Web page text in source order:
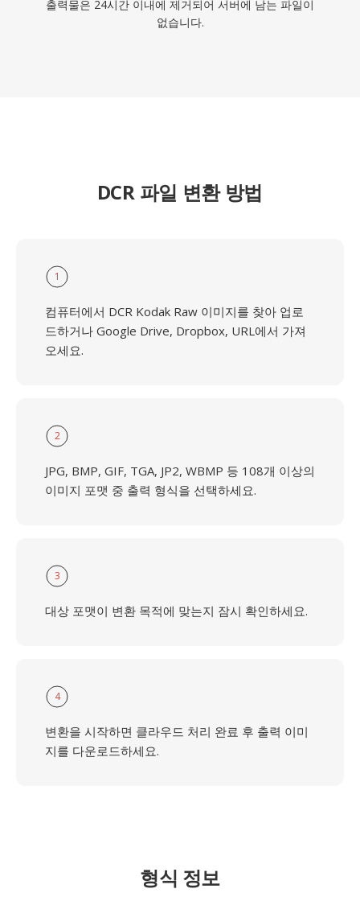
출력물은 24시간 이내에 제거되어 서버에 남는 파일이
없습니다.
DCR 파일 변환 방법
1
컴퓨터에서 DCR Kodak Raw 이미지를 찾아 업로
드하거나 Google Drive, Dropbox, URL에서 가져
오세요.
2
JPG, BMP, GIF, TGA, JP2, WBMP 등 108개 이상의
이미지 포맷 중 출력 형식을 선택하세요.
3
대상 포맷이 변환 목적에 맞는지 잠시 확인하세요.
4
변환을 시작하면 클라우드 처리 완료 후 출력 이미
지를 다운로드하세요.
형식 정보